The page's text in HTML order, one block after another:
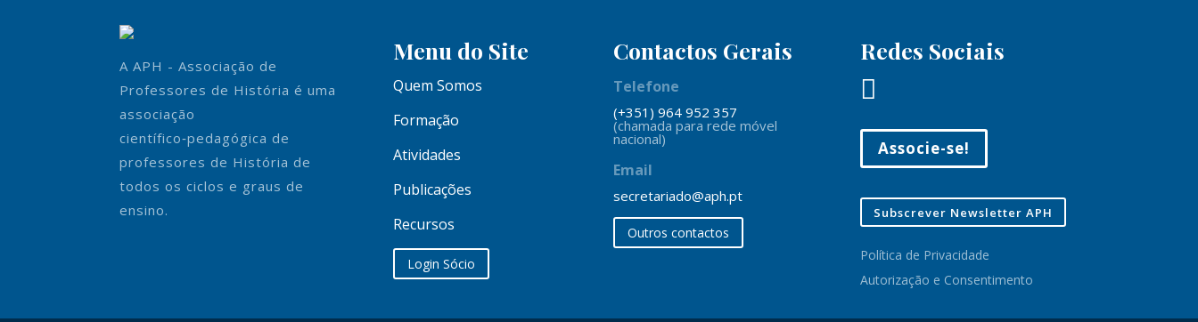
A APH - Associação de
Professores de História é uma
associação
científico‑pedagógica de
professores de História de
todos os ciclos e graus de
ensino.
Menu do Site
Quem Somos
Formação
Atividades
Publicações
Recursos
Login Sócio
Contactos Gerais
Telefone
(+351) 964 952 357
(chamada para rede móvel
nacional)
Email
secretariado@aph.pt
Outros contactos
Redes Sociais

Associe-se!
Subscrever Newsletter APH
Política de Privacidade
Autorização e Consentimento